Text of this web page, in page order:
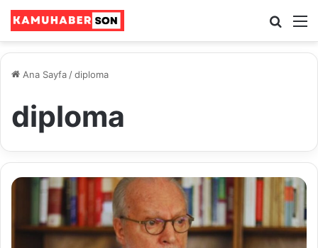
Ara
Ana Sayfa /diploma
diploma